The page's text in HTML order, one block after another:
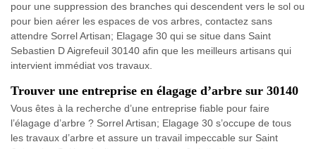
pour une suppression des branches qui descendent vers le sol ou
pour bien aérer les espaces de vos arbres, contactez sans
attendre Sorrel Artisan; Elagage 30 qui se situe dans Saint
Sebastien D Aigrefeuil 30140 afin que les meilleurs artisans qui
intervient immédiat vos travaux.
Trouver une entreprise en élagage d’arbre sur 30140
Vous êtes à la recherche d’une entreprise fiable pour faire
l’élagage d’arbre ? Sorrel Artisan; Elagage 30 s’occupe de tous
les travaux d’arbre et assure un travail impeccable sur Saint